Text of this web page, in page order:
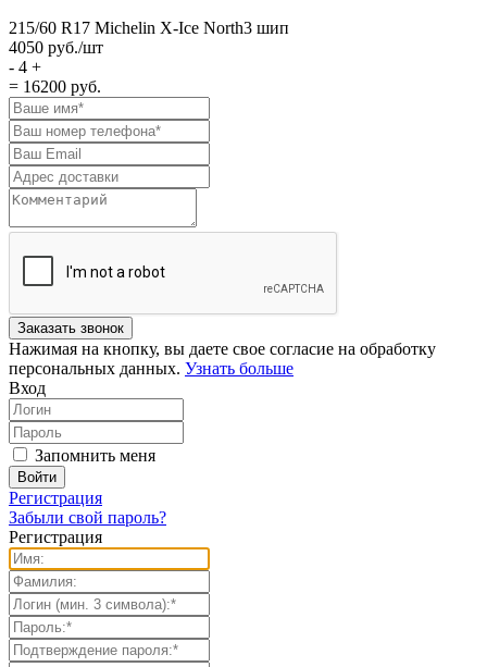
215/60 R17 Michelin X-Ice North3 шип
4050 руб./шт
- 4 +
= 16200 руб.
Нажимая на кнопку, вы даете свое согласие на обработку
персональных данных. Узнать больше
Вход
Запомнить меня
Регистрация
Забыли свой пароль?
Регистрация